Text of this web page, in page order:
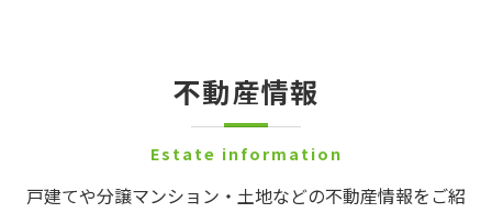
不動産情報
Estate information
戸建てや分譲マンション・土地などの不動産情報をご紹